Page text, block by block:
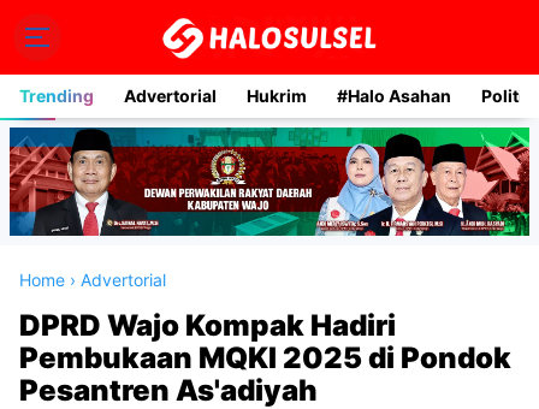
Trending Advertorial Hukrim #Halo Asahan Politik
Home › Advertorial
DPRD Wajo Kompak Hadiri
Pembukaan MQKI 2025 di Pondok
Pesantren As'adiyah